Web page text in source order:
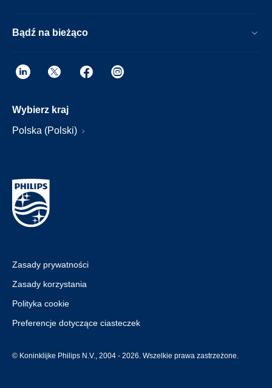
Bądź na bieżąco
Wybierz kraj
Polska (Polski)
Zasady prywatności
Zasady korzystania
Polityka cookie
Preferencje dotyczące ciasteczek
© Koninklijke Philips N.V., 2004 - 2026. Wszelkie prawa zastrzeżone.